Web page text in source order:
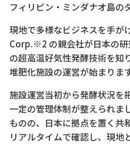
フィリピン・ミンダナオ島の
現地で多様なビジネスを手
Corp.※2 の親会社が日本の
の超高温好気性発酵技術を知
堆肥化施設の運営が始まります
施設運営当初から発酵状況を
一定の管理体制が整えられま
ものの、日本に拠点を置く共
リアルタイムで確認し、現地